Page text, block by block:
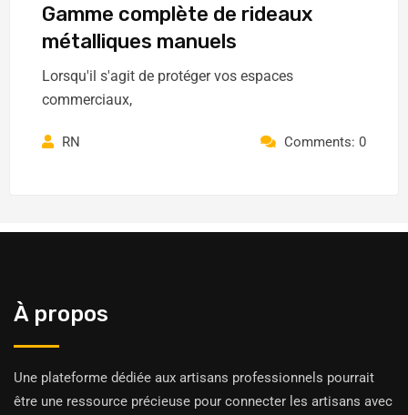
Gamme complète de rideaux
métalliques manuels
Lorsqu'il s'agit de protéger vos espaces
commerciaux,
RN Comments: 0
À propos
Une plateforme dédiée aux artisans professionnels pourrait
être une ressource précieuse pour connecter les artisans avec